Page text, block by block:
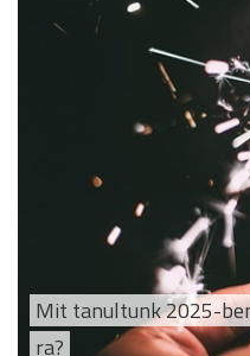
Mit tanultunk 2025-
ra?